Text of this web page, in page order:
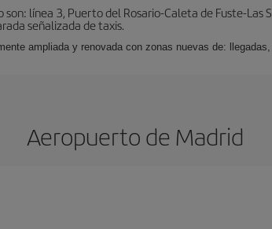
línea 3, Puerto del Rosario-Caleta de Fuste-
señalizada de taxis.
ampliada y renovada con zonas nuevas de:
Aeropuerto de Madrid